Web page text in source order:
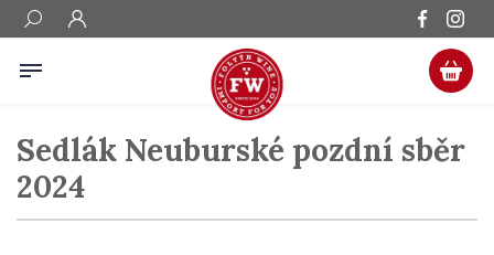
Sedlák Neuburské pozdní sběr
2024